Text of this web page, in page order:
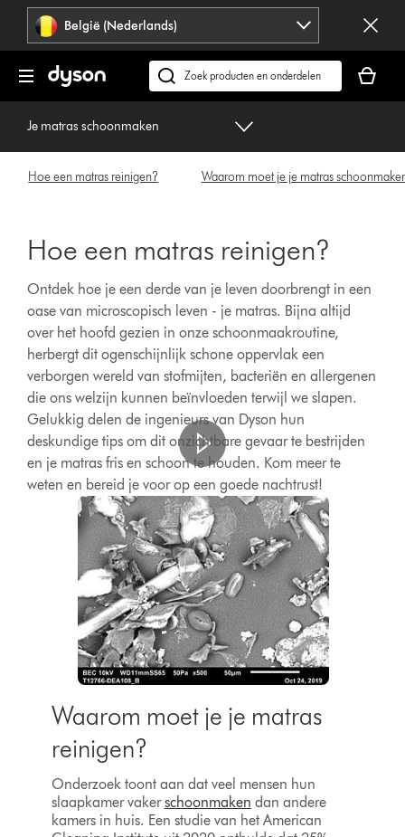
Navigatie
overslaan
België (Nederlands)
Zoek
op
dyson.be
is
Je matras schoonmaken
Hoe een matras reinigen? Waarom moet je je matras
Hoe een matras reinigen?
Ontdek hoe je een derde van je leven doorbrengt in een
oase van microscopisch leven - je matras. Bijna altijd
over het hoofd gezien in onze schoonmaakroutine,
herbergt dit ogenschijnlijk schone oppervlak een
verborgen wereld van stofmijten, bacteriën en allergenen
die ons welzijn kunnen beïnvloeden terwijl we slapen.
Gelukkig delen de ingenieurs van Dyson hun
deskundige tips om dit onzichtbare gevaar te bestrijden
en je matras fris en schoon te houden. Kom meer te
weten en bereid je voor op een goede nachtrust!
Waarom moet je je matras
reinigen?
Onderzoek toont aan dat veel mensen hun
slaapkamer vakerschoonmaken dan andere
kamers in huis. Een studie van het American